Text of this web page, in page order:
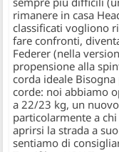
rimanere in casa
classificati vogliono
fare confronti,
Federer (nella
propensione alla
corda ideale
corde: noi abbiamo
a 22/23 kg, un
particolarmente a
aprirsi la strada a
sentiamo di